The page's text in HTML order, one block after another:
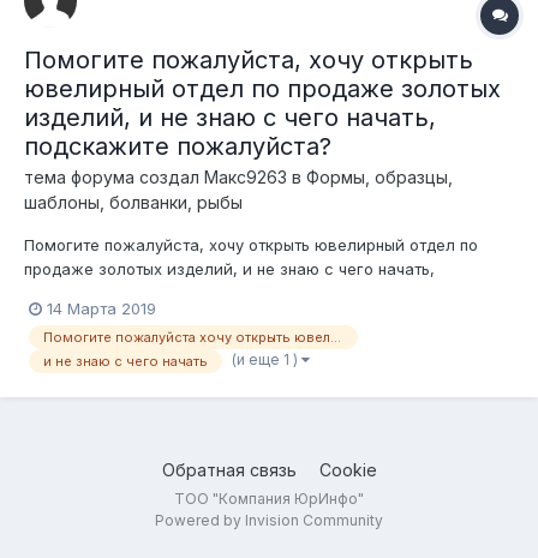
Помогите пожалуйста, хочу открыть
ювелирный отдел по продаже золотых
изделий, и не знаю с чего начать,
подскажите пожалуйста?
тема форума создал Макс9263 в Формы, образцы,
шаблоны, болванки, рыбы
Помогите пожалуйста, хочу открыть ювелирный отдел по
продаже золотых изделий, и не знаю с чего начать,
14 Марта 2019
и не знаю с чего начать
(и еще 1 )
Обратная связь Cookie
ТОО "Компания ЮрИнфо"
Powered by Invision Community